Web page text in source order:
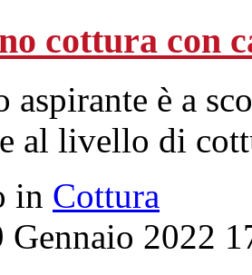
cottura con
aspirante è a
al livello di
in Cottura
Gennaio 2022